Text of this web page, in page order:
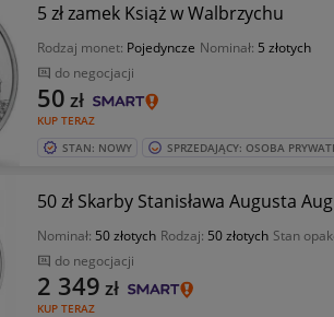
5 zł zamek Książ w Walbrzychu
Rodzaj monet: Pojedyncze Nominał: 5 złotych
do negocjacji
KUP TERAZ
50 zł
STAN: NOWY SPRZEDAJĄCY: OSOBA
50 zł Skarby Stanisława Augusta
Nominał: 50 złotych Rodzaj: 50 złotych Stan
do negocjacji
KUP TERAZ
2 349 zł